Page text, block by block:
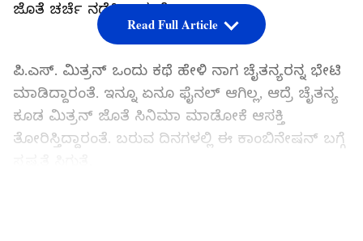
ಜೊತೆ ಚರ್ಚೆ ನಡೆಸ್ತಿದ್ದಾರಂತೆ.
ಪಿ.ಎಸ್. ಮಿತ್ರನ್ ಒಂದು ಕಥೆ ಹೇಳಿ ನಾಗ ಚೈತನ್ಯರನ್ನ ಭೇಟಿ
ಮಾಡಿದ್ದಾರಂತೆ. ಇನ್ನೂ ಏನೂ ಫೈನಲ್ ಆಗಿಲ್ಲ, ಆದ್ರೆ ಚೈತನ್ಯ
ಕೂಡ ಮಿತ್ರನ್ ಜೊತೆ ಸಿನಿಮಾ ಮಾಡೋಕೆ ಆಸಕ್ತಿ
ತೋರಿಸ್ತಿದ್ದಾರಂತೆ. ಬರುವ ದಿನಗಳಲ್ಲಿ ಈ ಕಾಂಬಿನೇಷನ್ ಬಗ್ಗೆ
Read Full Article